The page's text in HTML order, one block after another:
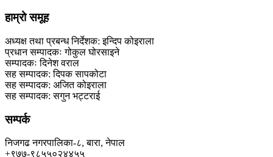
हाम्रो समूह
अध्यक्ष तथा प्रबन्ध निर्देशक: इन्दिप कोइराला
प्रधान सम्पादकः गोकुल घोरसाइने
सम्पादकः दिनेश वराल
सह सम्पादक: दिपक सापकोटा
सह सम्पादक: अजित कोइराला
सह सम्पादक: सगुन भट्टराई
सम्पर्क
निजगढ नगरपालिका-८, बारा, नेपाल
+९७७-९८५५०२४४५५